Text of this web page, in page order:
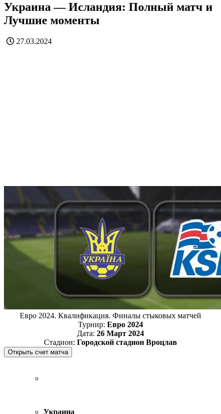
Украина — Исландия: Полный матч и
Лучшие моменты
27.03.2024
Евро 2024. Квалификация. Финалы стыковых матчей
Турнир: Евро 2024
Дата: 26 Март 2024
Стадион: Городской стадион Вроцлав
Украина